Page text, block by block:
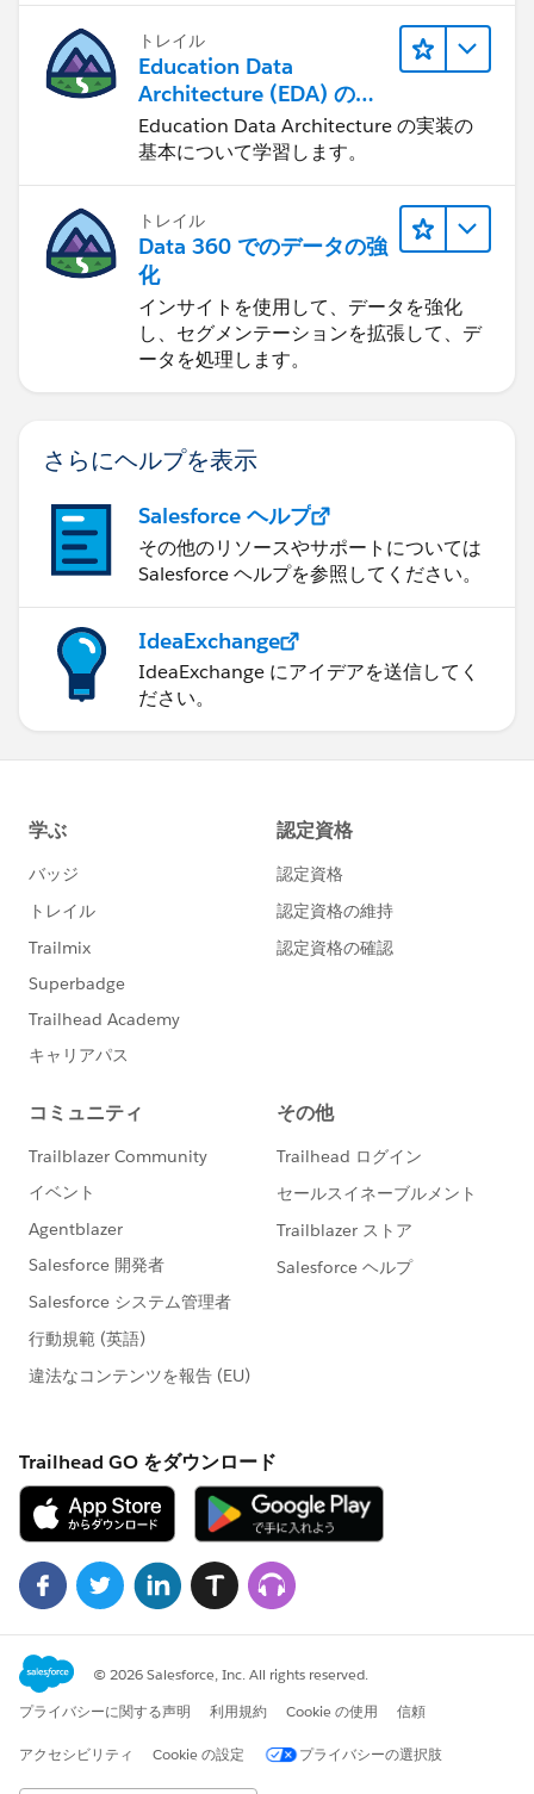
トレイル
Education Data
Architecture (EDA) の管
理
Education Data Architecture の実装の
基本について学習します。
トレイル
Data 360 でのデータの強
化
インサイトを使用して、データを強化
し、セグメンテーションを拡張して、デ
ータを処理します。
さらにヘルプを表示
Salesforce ヘルプ
その他のリソースやサポートについては
Salesforce ヘルプを参照してください。
IdeaExchange
IdeaExchange にアイデアを送信してく
ださい。